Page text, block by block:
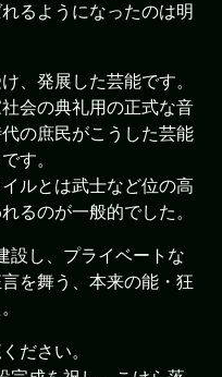
るようになったのは明
、発展した芸能です。
会の典礼用の正式な音
の庶民がこうした芸能
す。
ルとは武士など位の高
るのが一般的でした。
設し、プライベートな
を舞う、本来の能・狂
ださい。